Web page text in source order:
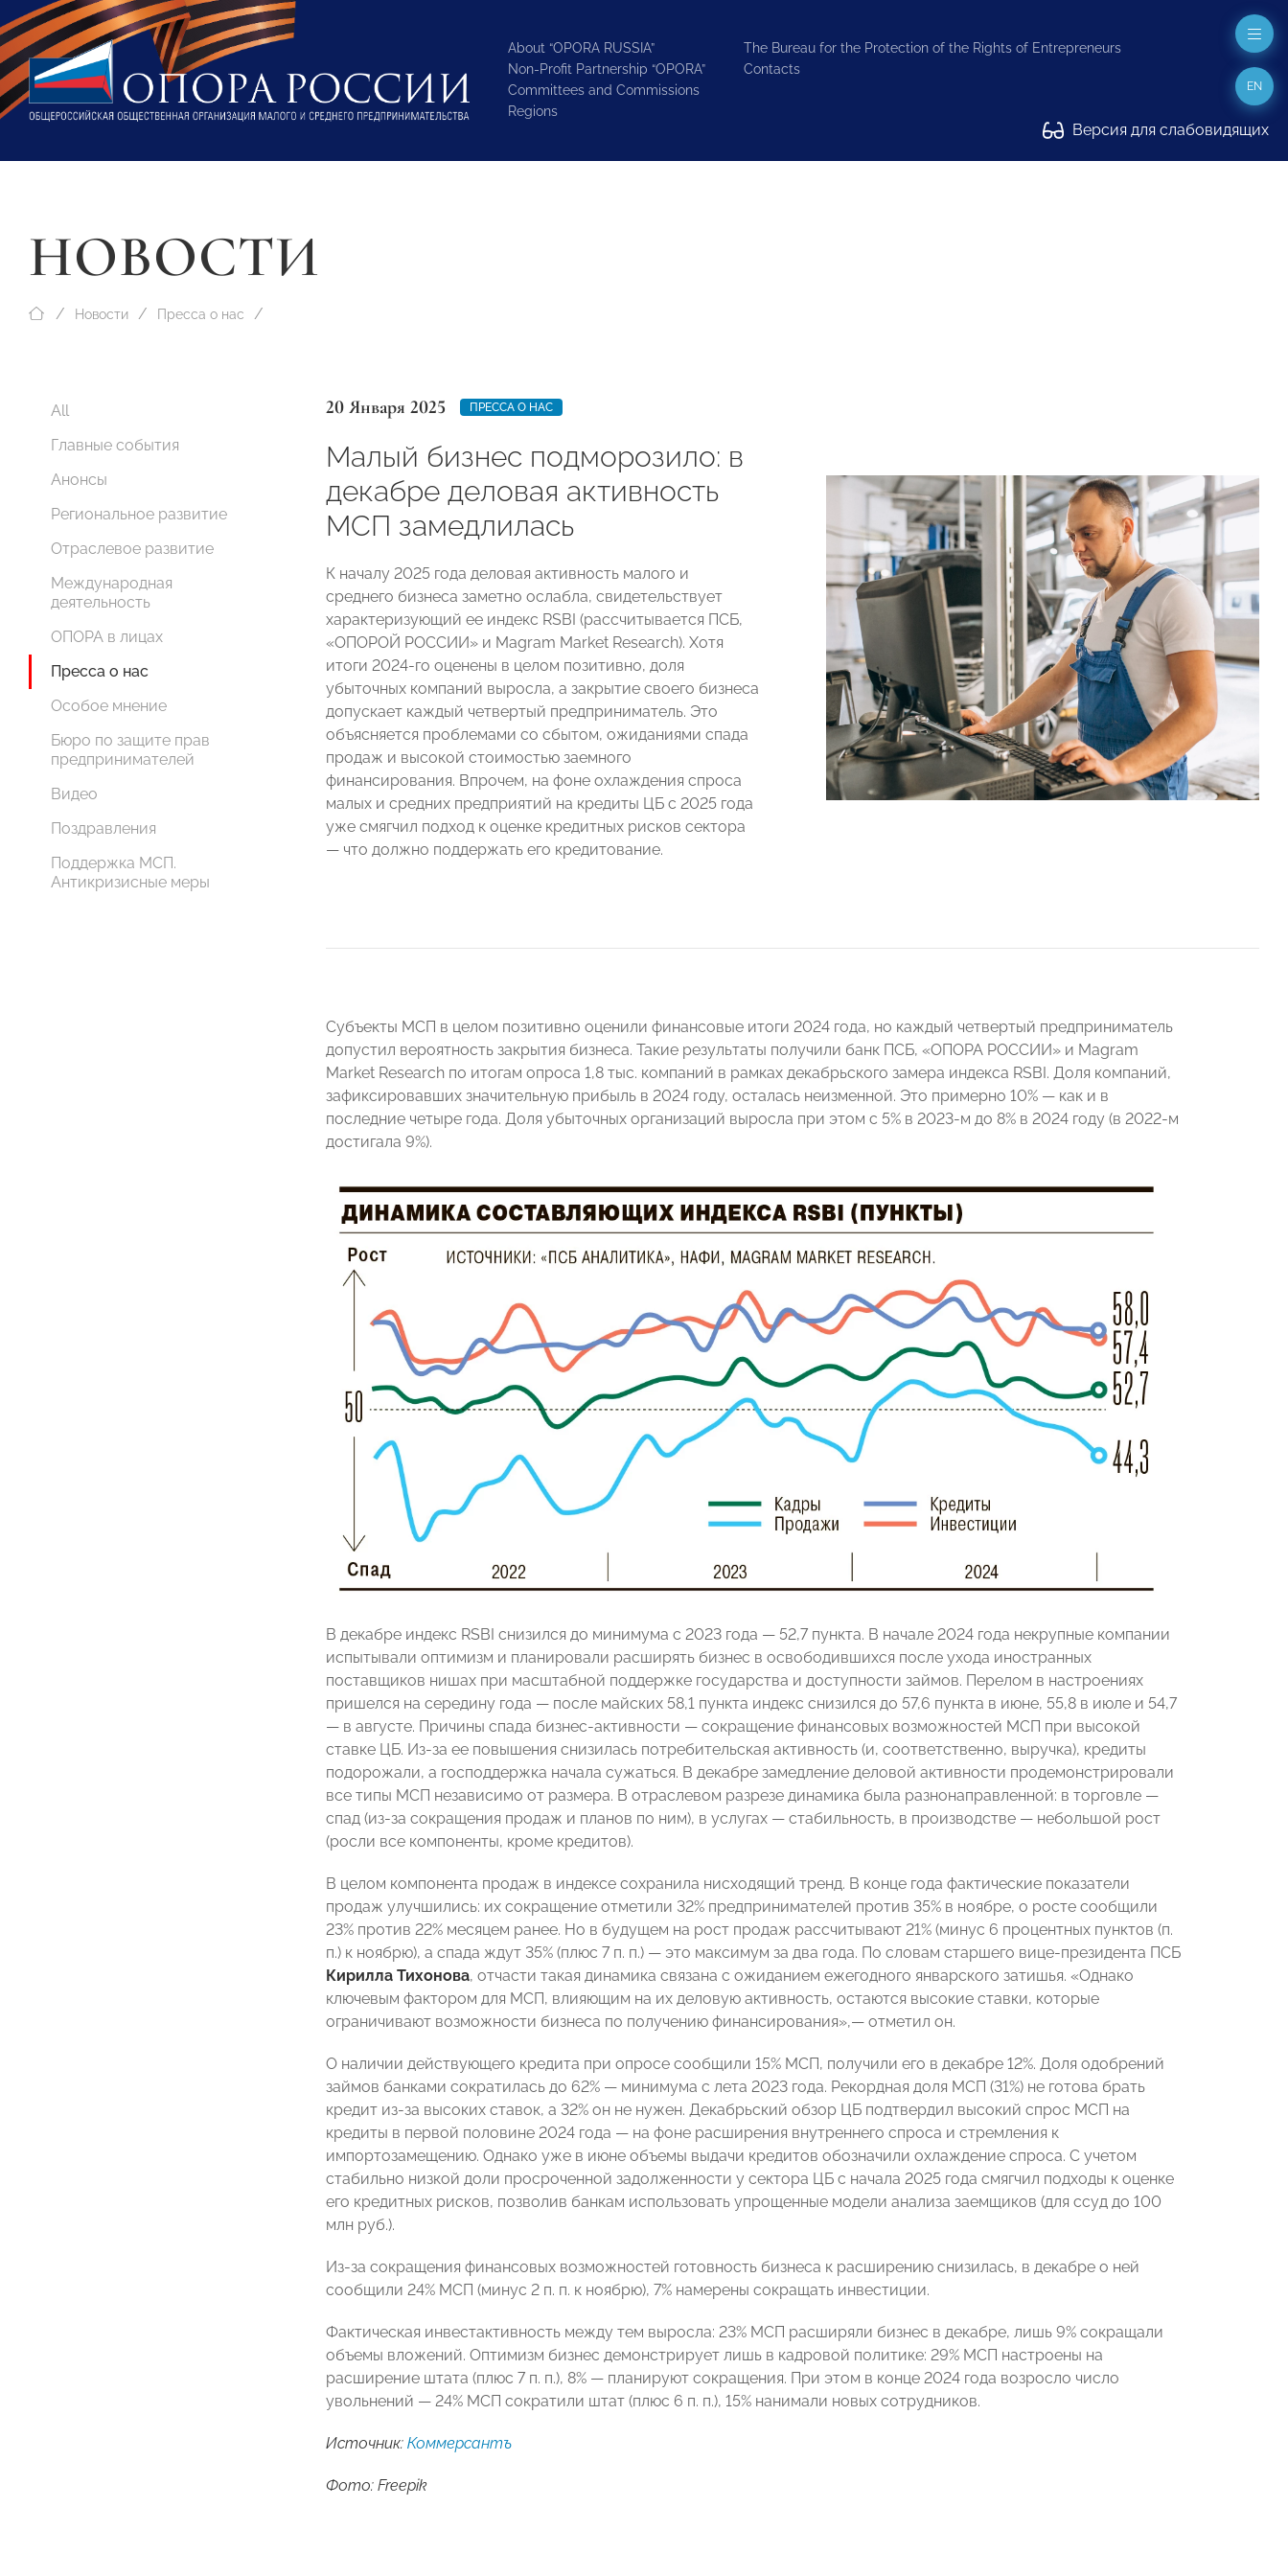
About “OPORA RUSSIA”
Non-Profit Partnership “OPORA”
Committees and Commissions
Regions
The Bureau for the Protection of the Rights of Entrepreneurs
Contacts
Версия для слабовидящих
EN
НОВОСТИ
Новости Пресса о нас
All
Главные события
Анонсы
Региональное развитие
Отраслевое развитие
Международная
деятельность
ОПОРА в лицах
Пресса о нас
Особое мнение
Бюро по защите прав
предпринимателей
Видео
Поздравления
Поддержка МСП.
Антикризисные меры
20 Января 2025 ПРЕССА О НАС
Малый бизнес подморозило: в
декабре деловая активность
МСП замедлилась
К началу 2025 года деловая активность малого и
среднего бизнеса заметно ослабла, свидетельствует
характеризующий ее индекс RSBI (рассчитывается ПСБ,
«ОПОРОЙ РОССИИ» и Magram Market Research). Хотя
итоги 2024-го оценены в целом позитивно, доля
убыточных компаний выросла, а закрытие своего бизнеса
допускает каждый четвертый предприниматель. Это
объясняется проблемами со сбытом, ожиданиями спада
продаж и высокой стоимостью заемного
финансирования. Впрочем, на фоне охлаждения спроса
малых и средних предприятий на кредиты ЦБ с 2025 года
уже смягчил подход к оценке кредитных рисков сектора
— что должно поддержать его кредитование.
Субъекты МСП в целом позитивно оценили финансовые итоги 2024 года, но каждый четвертый предприниматель
допустил вероятность закрытия бизнеса. Такие результаты получили банк ПСБ, «ОПОРА РОССИИ» и Magram
Market Research по итогам опроса 1,8 тыс. компаний в рамках декабрьского замера индекса RSBI. Доля компаний,
зафиксировавших значительную прибыль в 2024 году, осталась неизменной. Это примерно 10% — как и в
последние четыре года. Доля убыточных организаций выросла при этом с 5% в 2023-м до 8% в 2024 году (в 2022-м
достигала 9%).
В декабре индекс RSBI снизился до минимума с 2023 года — 52,7 пункта. В начале 2024 года некрупные компании
испытывали оптимизм и планировали расширять бизнес в освободившихся после ухода иностранных
поставщиков нишах при масштабной поддержке государства и доступности займов. Перелом в настроениях
пришелся на середину года — после майских 58,1 пункта индекс снизился до 57,6 пункта в июне, 55,8 в июле и 54,7
— в августе. Причины спада бизнес-активности — сокращение финансовых возможностей МСП при высокой
ставке ЦБ. Из-за ее повышения снизилась потребительская активность (и, соответственно, выручка), кредиты
подорожали, а господдержка начала сужаться. В декабре замедление деловой активности продемонстрировали
все типы МСП независимо от размера. В отраслевом разрезе динамика была разнонаправленной: в торговле —
спад (из-за сокращения продаж и планов по ним), в услугах — стабильность, в производстве — небольшой рост
(росли все компоненты, кроме кредитов).
В целом компонента продаж в индексе сохранила нисходящий тренд. В конце года фактические показатели
продаж улучшились: их сокращение отметили 32% предпринимателей против 35% в ноябре, о росте сообщили
23% против 22% месяцем ранее. Но в будущем на рост продаж рассчитывают 21% (минус 6 процентных пунктов (п.
п.) к ноябрю), а спада ждут 35% (плюс 7 п. п.) — это максимум за два года. По словам старшего вице-президента ПСБ
Кирилла Тихонова, отчасти такая динамика связана с ожиданием ежегодного январского затишья. «Однако
ключевым фактором для МСП, влияющим на их деловую активность, остаются высокие ставки, которые
ограничивают возможности бизнеса по получению финансирования»,— отметил он.
О наличии действующего кредита при опросе сообщили 15% МСП, получили его в декабре 12%. Доля одобрений
займов банками сократилась до 62% — минимума с лета 2023 года. Рекордная доля МСП (31%) не готова брать
кредит из-за высоких ставок, а 32% он не нужен. Декабрьский обзор ЦБ подтвердил высокий спрос МСП на
кредиты в первой половине 2024 года — на фоне расширения внутреннего спроса и стремления к
импортозамещению. Однако уже в июне объемы выдачи кредитов обозначили охлаждение спроса. С учетом
стабильно низкой доли просроченной задолженности у сектора ЦБ с начала 2025 года смягчил подходы к оценке
его кредитных рисков, позволив банкам использовать упрощенные модели анализа заемщиков (для ссуд до 100
млн руб.).
Из-за сокращения финансовых возможностей готовность бизнеса к расширению снизилась, в декабре о ней
сообщили 24% МСП (минус 2 п. п. к ноябрю), 7% намерены сокращать инвестиции.
Фактическая инвестактивность между тем выросла: 23% МСП расширяли бизнес в декабре, лишь 9% сокращали
объемы вложений. Оптимизм бизнес демонстрирует лишь в кадровой политике: 29% МСП настроены на
расширение штата (плюс 7 п. п.), 8% — планируют сокращения. При этом в конце 2024 года возросло число
увольнений — 24% МСП сократили штат (плюс 6 п. п.), 15% нанимали новых сотрудников.
Источник: Коммерсантъ
Фото: Freepik